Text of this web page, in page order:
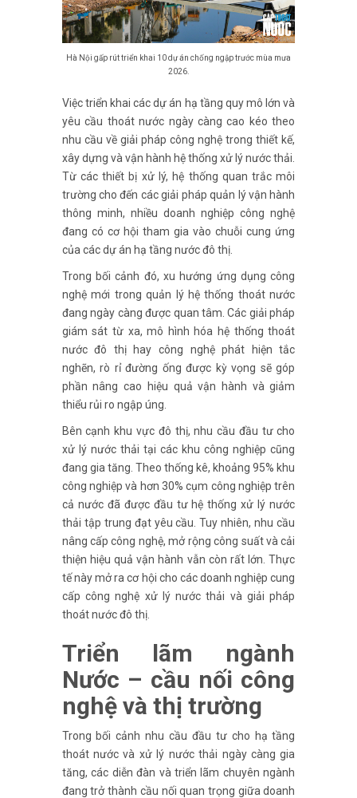
Hà Nội gấp rút triển khai 10 dự án chống ngập trước mùa mưa
2026.
Việc triển khai các dự án hạ tầng quy mô lớn và
yêu cầu thoát nước ngày càng cao kéo theo
nhu cầu về giải pháp công nghệ trong thiết kế,
xây dựng và vận hành hệ thống xử lý nước thải.
Từ các thiết bị xử lý, hệ thống quan trắc môi
trường cho đến các giải pháp quản lý vận hành
thông minh, nhiều doanh nghiệp công nghệ
đang có cơ hội tham gia vào chuỗi cung ứng
của các dự án hạ tầng nước đô thị.
Trong bối cảnh đó, xu hướng ứng dụng công
nghệ mới trong quản lý hệ thống thoát nước
đang ngày càng được quan tâm. Các giải pháp
giám sát từ xa, mô hình hóa hệ thống thoát
nước đô thị hay công nghệ phát hiện tắc
nghẽn, rò rỉ đường ống được kỳ vọng sẽ góp
phần nâng cao hiệu quả vận hành và giảm
thiểu rủi ro ngập úng.
Bên cạnh khu vực đô thị, nhu cầu đầu tư cho
xử lý nước thải tại các khu công nghiệp cũng
đang gia tăng. Theo thống kê, khoảng 95% khu
công nghiệp và hơn 30% cụm công nghiệp trên
cả nước đã được đầu tư hệ thống xử lý nước
thải tập trung đạt yêu cầu. Tuy nhiên, nhu cầu
nâng cấp công nghệ, mở rộng công suất và cải
thiện hiệu quả vận hành vẫn còn rất lớn. Thực
tế này mở ra cơ hội cho các doanh nghiệp cung
cấp công nghệ xử lý nước thải và giải pháp
thoát nước đô thị.
Triển lãm ngành
Nước – cầu nối công
nghệ và thị trường
Trong bối cảnh nhu cầu đầu tư cho hạ tầng
thoát nước và xử lý nước thải ngày càng gia
tăng, các diễn đàn và triển lãm chuyên ngành
đang trở thành cầu nối quan trọng giữa doanh